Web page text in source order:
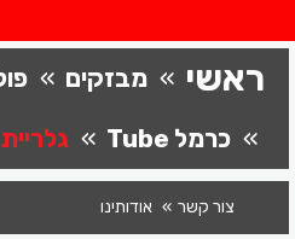
ראשי מבזקים
כרמל Tube
צור קשר אודותינו